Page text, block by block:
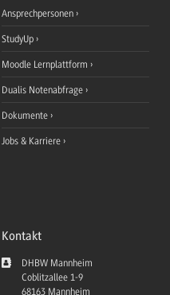
Ansprechpersonen
StudyUp
Moodle Lernplattform
Dualis Notenabfrage
Dokumente
Jobs & Karriere
Kontakt
DHBW Mannheim
Coblitzallee 1-9
68163 Mannheim